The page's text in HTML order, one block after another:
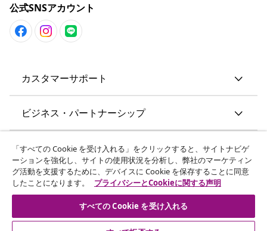
公式SNSアカウント
カスタマーサポート
ビジネス・パートナーシップ
vidaXL
その他の情報
「すべての Cookie を受け入れる」をクリックすると、サイトナビゲ
ーションを強化し、サイトの使用状況を分析し、弊社のマーケティン
グ活動を支援するために、デバイスに Cookie を保存することに同意
したことになります。
プライバシーとCookieに関する声明
すべての Cookie を受け入れる